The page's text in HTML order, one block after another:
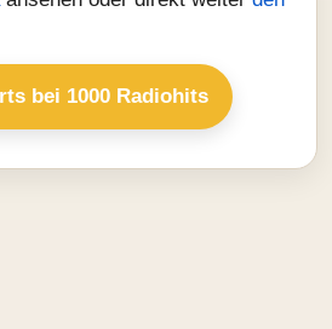
bei 1000 Radiohits